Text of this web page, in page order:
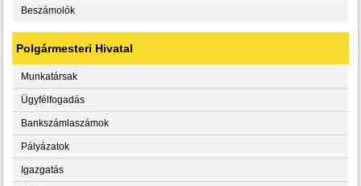
Beszámolók
Polgármesteri Hivatal
Munkatársak
Ügyfélfogadás
Bankszámlaszámok
Pályázatok
Igazgatás